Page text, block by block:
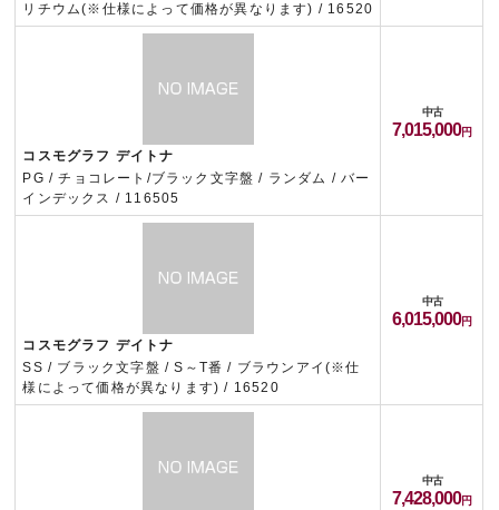
リチウム(※仕様によって価格が異なります) / 16520
コスモグラフ デイトナ
PG / チョコレート/ブラック文字盤 / ランダム / バー
インデックス / 116505
中古
7,015,000
コスモグラフ デイトナ
SS / ブラック文字盤 / S～T番 / ブラウンアイ(※仕
様によって価格が異なります) / 16520
中古
6,015,000
中古
7,428,000